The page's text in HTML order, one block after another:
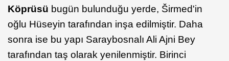
Köprüsü bugün bulunduğu yerde, Širmed'in
oğlu Hüseyin tarafından inşa edilmiştir. Daha
sonra ise bu yapı Saraybosnalı Ali Ajni Bey
tarafından taş olarak yenilenmiştir. Birinci